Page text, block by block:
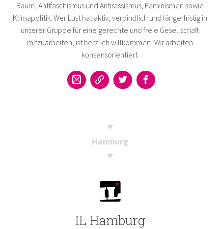
Raum, Antifaschismus und Antirassismus, Feminismen sowie
Klimapolitik. Wer Lust hat aktiv, verbindlich und längerfristig in
unserer Gruppe für eine gerechte und freie Gesellschaft
mitzuarbeiten, ist herzlich willkommen! Wir arbeiten
konsensorientiert.
Hamburg
IL Hamburg